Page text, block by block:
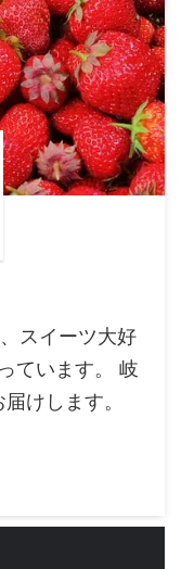
スイーツ大好
ています。 岐
けします。